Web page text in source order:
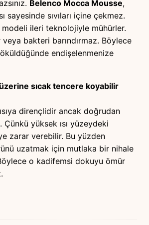
Belenco Mocca Mousse,
sayesinde sıvıları içine çekmez.
ileri teknolojiyle mühürler.
bakteri barındırmaz. Böylece
endişelenmenize
sıcak tencere koyabilir
dirençlidir ancak doğrudan
yüksek ısı yüzeydeki
zarar verebilir. Bu yüzden
uzatmak için mutlaka bir nihale
Böylece o kadifemsi dokuyu ömür